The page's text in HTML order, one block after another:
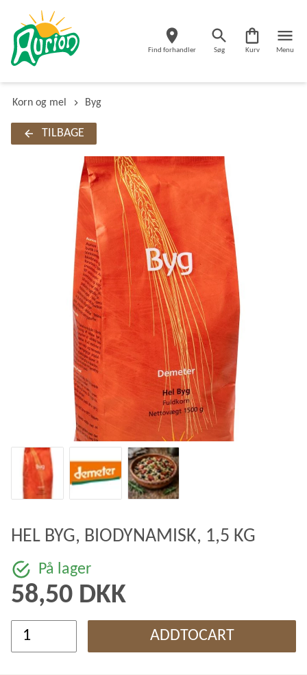
Find forhandler Søg Kurv Menu
Korn og mel Byg
TILBAGE
HEL BYG, BIODYNAMISK, 1,5 KG
På lager
58,50 DKK
ADDTOCART